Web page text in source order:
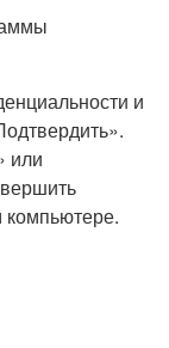
и
или
компьютере.